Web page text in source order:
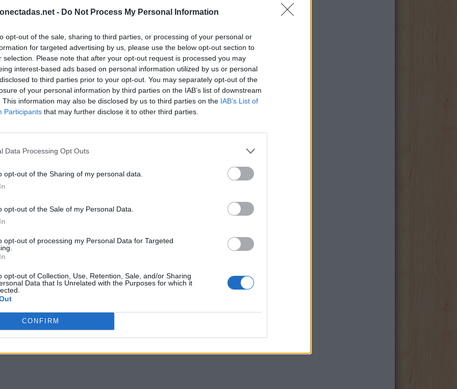
- Do Not Process My Personal Information
opt-out of the sale, sharing to third parties, or processing of your personal or
for targeted advertising by us, please use the below opt-out section to
selection. Please note that after your opt-out request is processed you may
interest-based ads based on personal information utilized by us or personal
to third parties prior to your opt-out. You may separately opt-out of the
of your personal information by third parties on the IAB’s list of downstream
This information may also be disclosed by us to third parties on the IAB’s List of
Participants that may further disclose it to other third parties.
Data Processing Opt Outs
opt-out of the Sharing of my personal data.
opt-out of the Sale of my Personal Data.
opt-out of processing my Personal Data for Targeted
opt-out of Collection, Use, Retention, Sale, and/or Sharing
Data that Is Unrelated with the Purposes for which it
CONFIRM